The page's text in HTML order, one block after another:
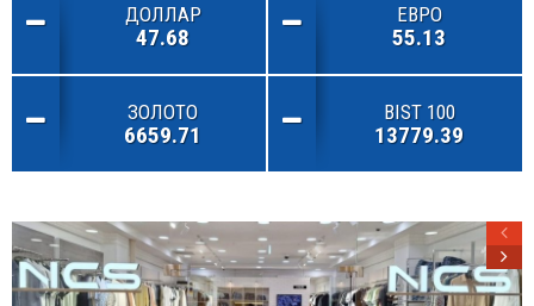
ДОЛЛАР
47.68
ЕВРО
55.13
ЗОЛОТО
6659.71
BIST 100
13779.39